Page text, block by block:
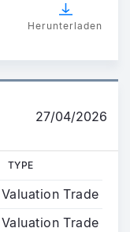
Herunterladen
27/04/2026
TYPE
Valuation Trade
Valuation Trade